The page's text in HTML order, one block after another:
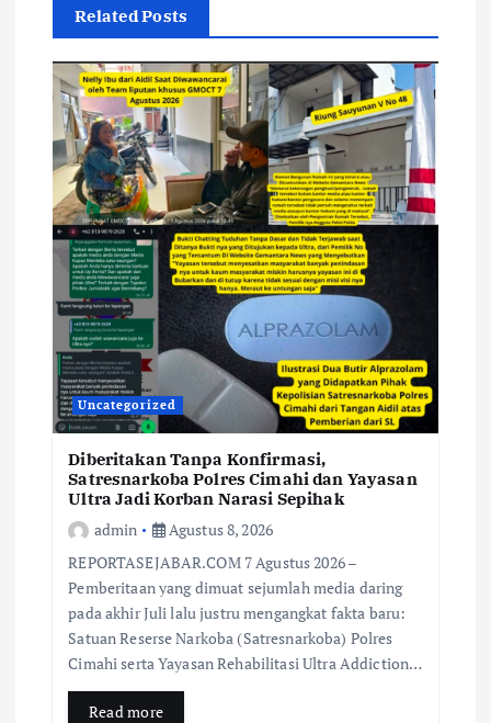
Related Posts
Uncategorized
Diberitakan Tanpa Konfirmasi,
Satresnarkoba Polres Cimahi dan Yayasan
Ultra Jadi Korban Narasi Sepihak
admin
Agustus 8, 2026
REPORTASEJABAR.COM 7 Agustus 2026 –
Pemberitaan yang dimuat sejumlah media daring
pada akhir Juli lalu justru mengangkat fakta baru:
Satuan Reserse Narkoba (Satresnarkoba) Polres
Cimahi serta Yayasan Rehabilitasi Ultra Addiction…
Read more